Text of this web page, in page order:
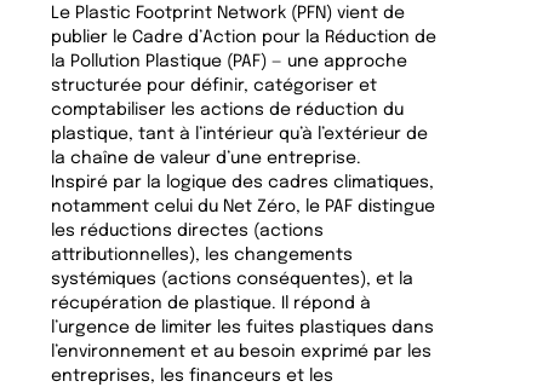
Le Plastic Footprint Network (PFN) vient de
publier le Cadre d’Action pour la Réduction de
la Pollution Plastique (PAF) — une approche
structurée pour définir, catégoriser et
comptabiliser les actions de réduction du
plastique, tant à l’intérieur qu’à l’extérieur de
la chaîne de valeur d’une entreprise.
Inspiré par la logique des cadres climatiques,
notamment celui du Net Zéro, le PAF distingue
les réductions directes (actions
attributionnelles), les changements
systémiques (actions conséquentes), et la
récupération de plastique. Il répond à
l’urgence de limiter les fuites plastiques dans
l’environnement et au besoin exprimé par les
entreprises, les financeurs et les